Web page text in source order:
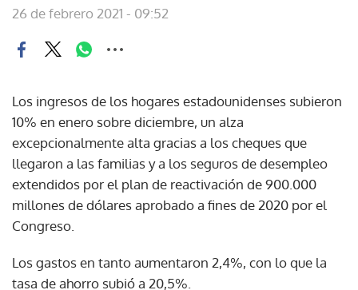
26 de febrero 2021 - 09:52
Los ingresos de los hogares estadounidenses subieron
10% en enero sobre diciembre, un alza
excepcionalmente alta gracias a los cheques que
llegaron a las familias y a los seguros de desempleo
extendidos por el plan de reactivación de 900.000
millones de dólares aprobado a fines de 2020 por el
Congreso.
Los gastos en tanto aumentaron 2,4%, con lo que la
tasa de ahorro subió a 20,5%.